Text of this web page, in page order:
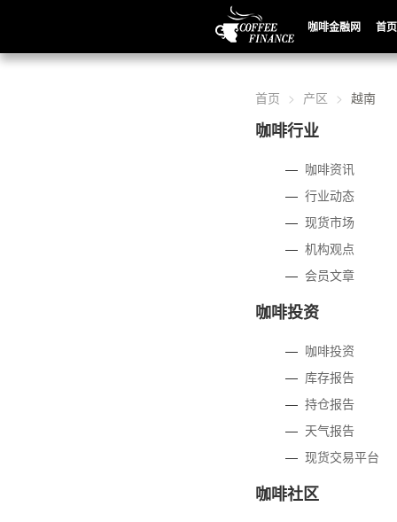
咖啡金融网 首页
首页 产区 越南
咖啡行业
— 咖啡资讯
—行业动态
—现货市场
—机构观点
—会员文章
咖啡投资
— 咖啡投资
— 库存报告
—持仓报告
— 天气报告
—现货交易平台
咖啡社区